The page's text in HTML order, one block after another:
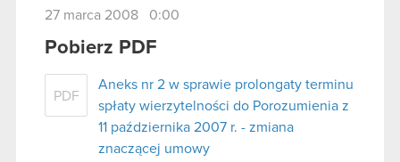
27 marca 2008 0:00
Pobierz PDF
PDF
Aneks nr 2 w sprawie prolongaty terminu
spłaty wierzytelności do Porozumienia z
11 października 2007 r. - zmiana
znaczącej umowy